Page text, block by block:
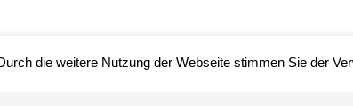
die weitere Nutzung der Webseite stimmen Sie der